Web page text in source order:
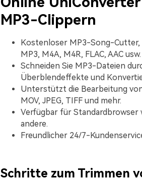
MP3-Clippern
Kostenloser MP3-Song-Cutter,
MP3, M4A, M4R, FLAC, AAC
Schneiden Sie MP3-Dateien
Überblendeffekte und
Unterstützt die Bearbeitung
MOV, JPEG, TIFF und mehr.
Verfügbar für Standardbrowser
andere.
Freundlicher 24/7-
Schritte zum Trimmen